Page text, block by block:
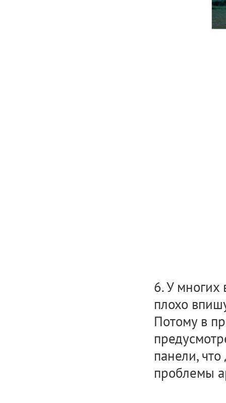
6. У многих
плохо
Потому в
панели,
проблемы